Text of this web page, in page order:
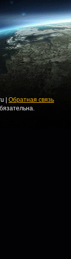
| Обратная связь